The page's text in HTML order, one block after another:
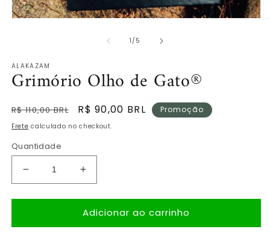
modal
1/de
5
ALAKAZAM
Grimório Olho de Gato®
Preço
normal
R$ 110,00 BRL
Preço
promocional
R$ 90,00 BRL Promoção
Frete calculado no checkout.
Quantidade
Diminuir
a
quantidade
Grimório
Aumentar
a
quantidade
de
Grimório
Adicionar ao carrinho